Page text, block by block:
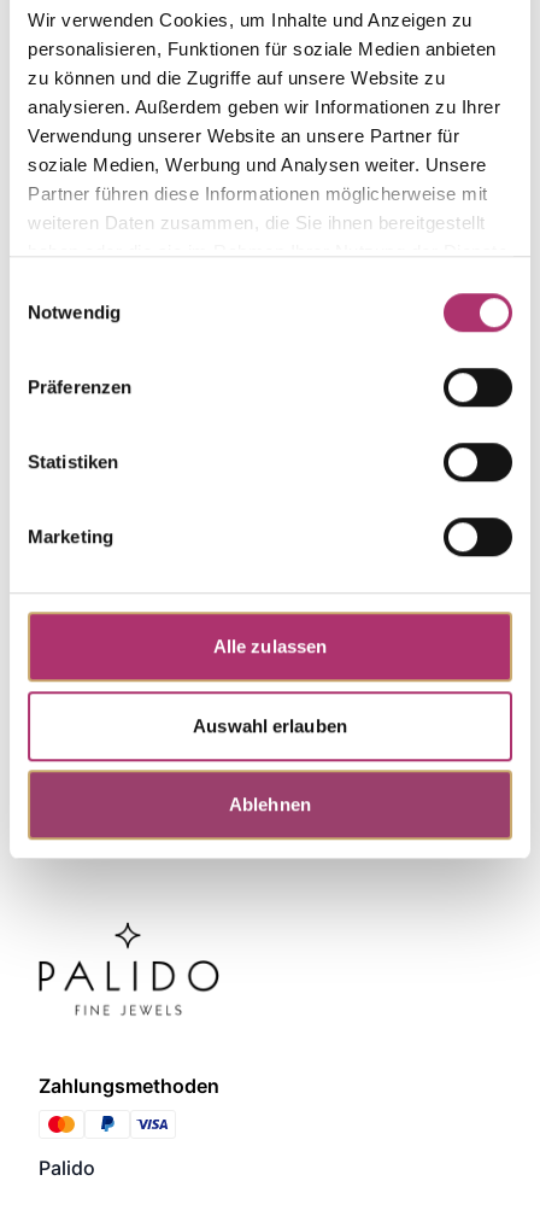
Wir verwenden Cookies, um Inhalte und Anzeigen zu
personalisieren, Funktionen für soziale Medien anbieten
zu können und die Zugriffe auf unsere Website zu
analysieren. Außerdem geben wir Informationen zu Ihrer
Verwendung unserer Website an unsere Partner für
soziale Medien, Werbung und Analysen weiter. Unsere
Partner führen diese Informationen möglicherweise mit
weiteren Daten zusammen, die Sie ihnen bereitgestellt
haben oder die sie im Rahmen Ihrer Nutzung der Dienste
Notwendig
Präferenzen
Statistiken
Marketing
Alle zulassen
Auswahl erlauben
Ablehnen
Die passenden Stücke
aus der Kollektion.
Ohrstecker · F1330W
UVP: € 479,00
Anhänger · F1331W
0,05ct H/SI
Zahlungsmethoden
Palido